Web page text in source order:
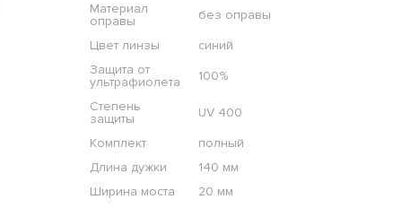
Материал
оправы
без оправы
Цвет линзы
синий
Защита от
ультрафиолета
100%
Степень
защиты
UV 400
Комплект
полный
Длина дужки
140 мм
Ширина моста
20 мм